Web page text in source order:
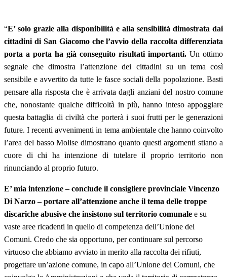
“E’ solo grazie alla disponibilità e alla sensibilità dimostrata dai
cittadini di San Giacomo che l’avvio della raccolta differenziata
porta a porta ha già conseguito risultati importanti. Un ottimo
segnale che dimostra l’attenzione dei cittadini su un tema così
sensibile e avvertito da tutte le fasce sociali della popolazione. Basti
pensare alla risposta che è arrivata dagli anziani del nostro comune
che, nonostante qualche difficoltà in più, hanno inteso appoggiare
questa battaglia di civiltà che porterà i suoi frutti per le generazioni
future. I recenti avvenimenti in tema ambientale che hanno coinvolto
l’area del basso Molise dimostrano quanto questi argomenti stiano a
cuore di chi ha intenzione di tutelare il proprio territorio non
rinunciando al proprio futuro.
E’ mia intenzione – conclude il consigliere provinciale Vincenzo
Di Narzo – portare all’attenzione anche il tema delle troppe
discariche abusive che insistono sul territorio comunale e su
vaste aree ricadenti in quello di competenza dell’Unione dei
Comuni. Credo che sia opportuno, per continuare sul percorso
virtuoso che abbiamo avviato in merito alla raccolta dei rifiuti,
progettare un’azione comune, in capo all’Unione dei Comuni, che